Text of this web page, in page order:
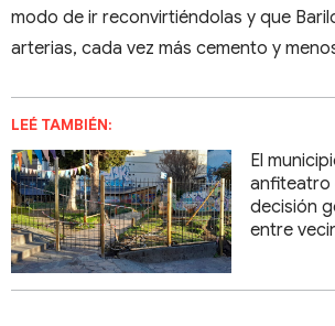
modo de ir reconvirtiéndolas y que
arterias, cada vez más cemento y
LEÉ TAMBIÉN:
El
anfiteatro
decisión
entre